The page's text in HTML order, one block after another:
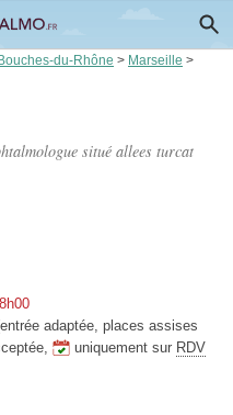
du-Rhône > Marseille >
situé allees turcat
adaptée, places assises
, uniquement sur RDV